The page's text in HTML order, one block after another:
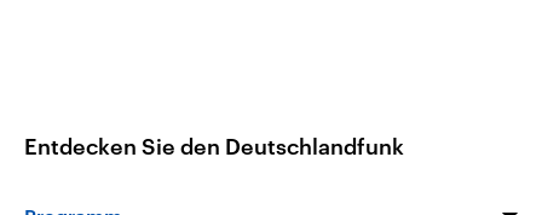
Entdecken Sie den Deutschlandfunk